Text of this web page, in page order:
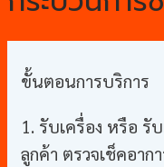
ขั้นตอนการบริการ
1. รับเครื่อง หรือ รั
ลูกค้า ตรวจเช็คอาก